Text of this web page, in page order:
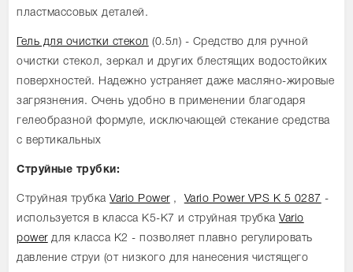
пластмассовых деталей.
Гель для очистки стекол (0.5л) - Средство для ручной
очистки стекол, зеркал и других блестящих водостойких
поверхностей. Надежно устраняет даже масляно-жировые
загрязнения. Очень удобно в применении благодаря
гелеобразной формуле, исключающей стекание средства
с вертикальных
Струйные трубки:
Струйная трубкаVario Power, Vario Power VPS К 5 0287 -
используется в класса К5-К7 и струйная трубкаVario
powerдля класса K2 - позволяет плавно регулировать
давление струи (от низкого для нанесения чистящего